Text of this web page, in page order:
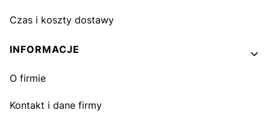
Czas i koszty dostawy
INFORMACJE
O firmie
Kontakt i dane firmy